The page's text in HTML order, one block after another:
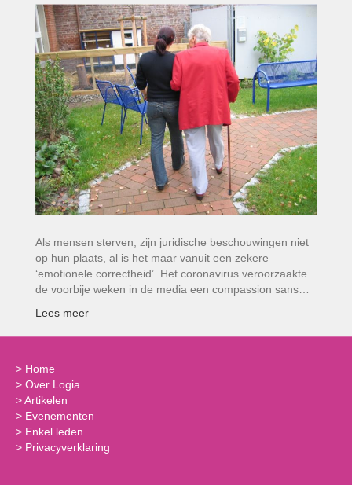
Als mensen sterven, zijn juridische beschouwingen niet
op hun plaats, al is het maar vanuit een zekere
‘emotionele correctheid’. Het coronavirus veroorzaakte
de voorbije weken in de media een compassion sans…
Lees meer
> Home
> Over Logia
>Artikelen
> Evenementen
> Enkel leden
> Privacyverklaring